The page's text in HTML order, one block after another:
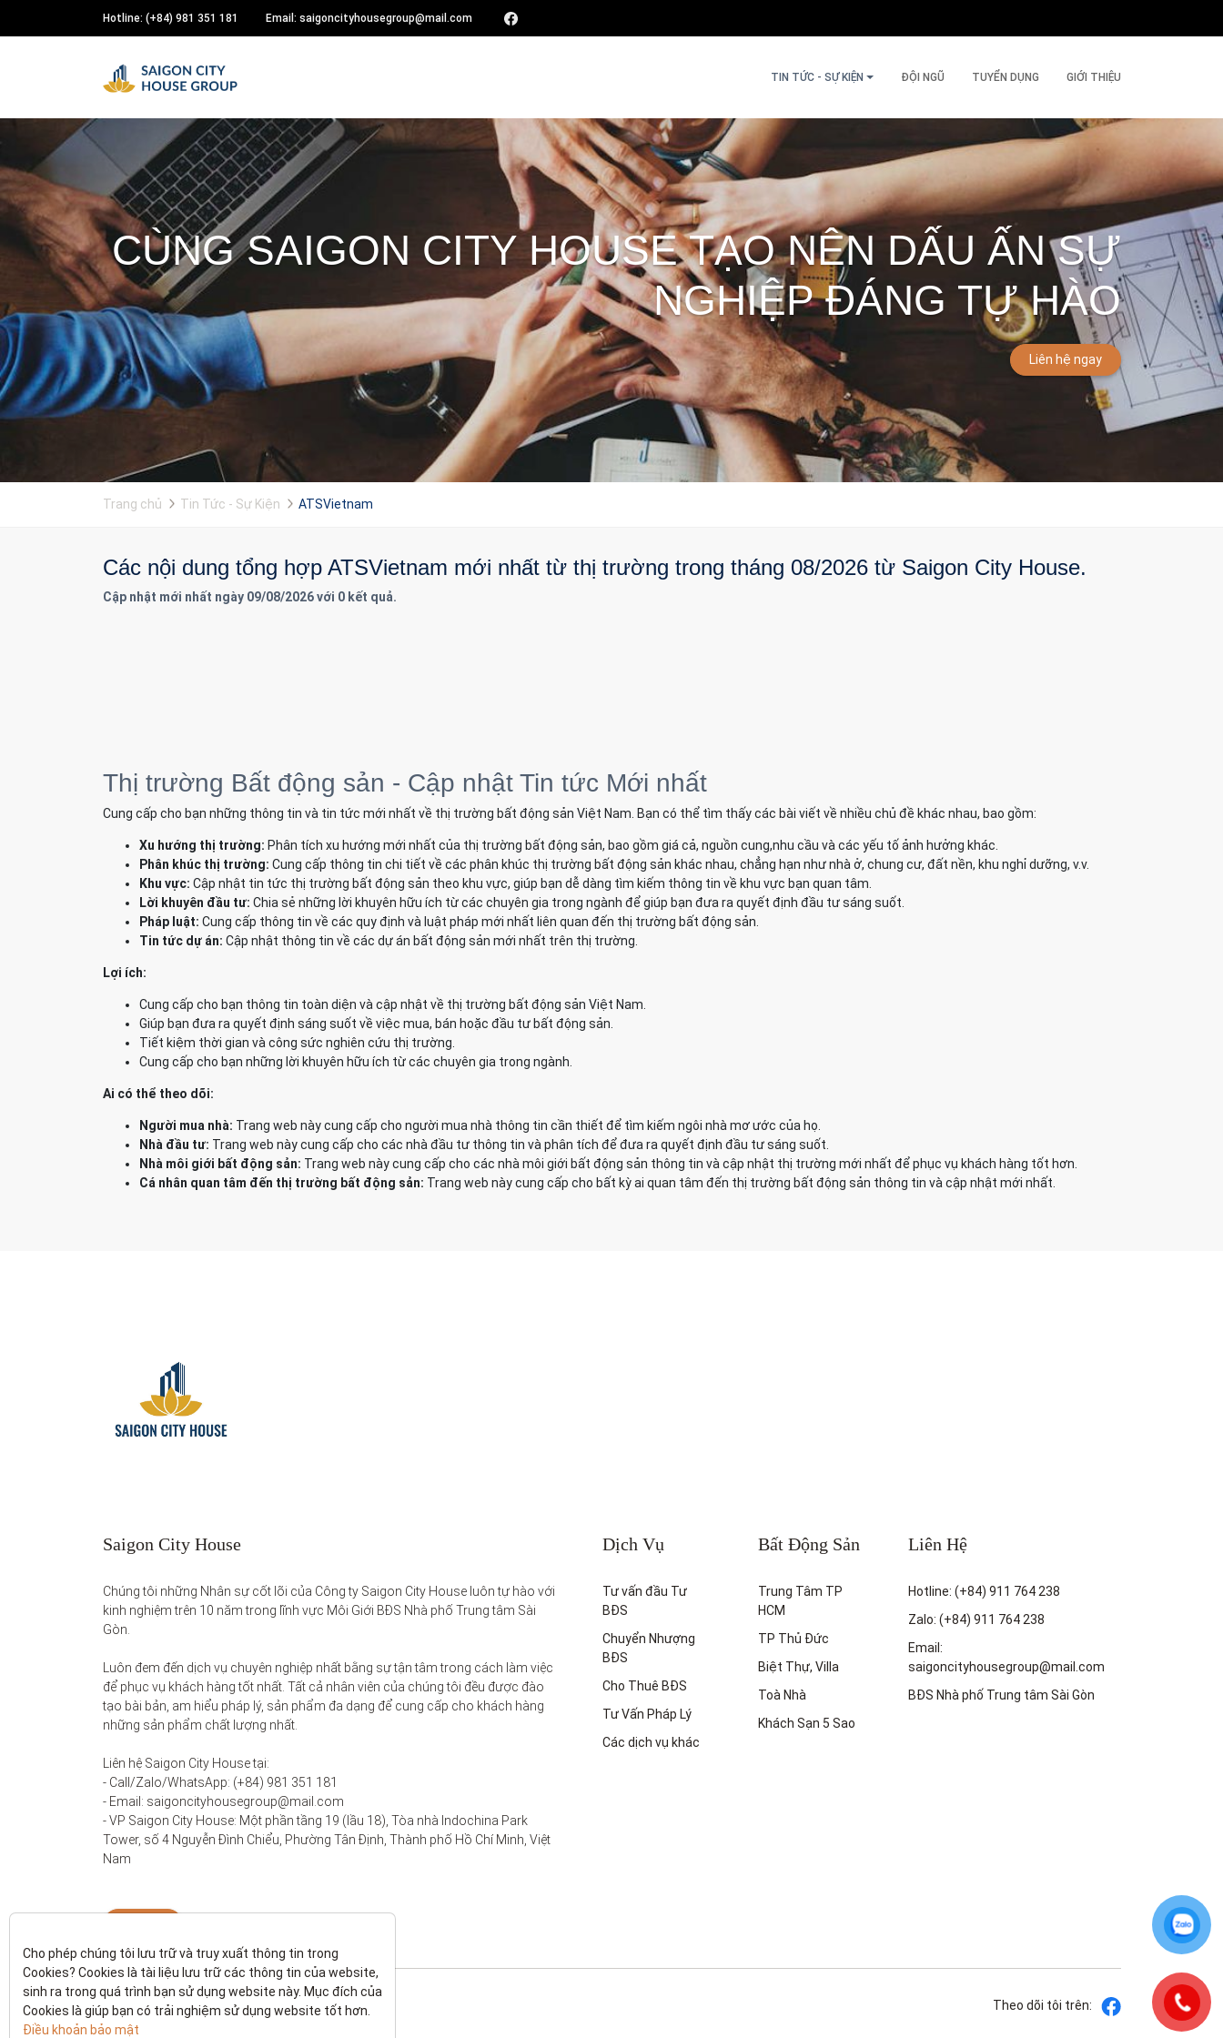
Hotline: (+84) 981 351 181 Email: saigoncityhousegroup@mail.com
TIN TỨC - SỰ KIỆN ĐỘI NGŨ TUYỂN DỤNG GIỚI THIỆU
CÙNG SAIGON CITY HOUSE TẠO NÊN DẤU ẤN SỰ
NGHIỆP ĐÁNG TỰ HÀO
Liên hệ ngay
Trang chủ Tin Tức - Sự Kiện ATSVietnam
Các nội dung tổng hợp ATSVietnam mới nhất từ thị trường trong tháng 08/2026 từ Saigon City House.
Cập nhật mới nhất ngày 09/08/2026 với 0 kết quả.
Thị trường Bất động sản - Cập nhật Tin tức Mới nhất
Cung cấp cho bạn những thông tin và tin tức mới nhất về thị trường bất động sản Việt Nam. Bạn có thể tìm thấy các bài viết về nhiều chủ đề khác nhau, bao gồm:
Xu hướng thị trường: Phân tích xu hướng mới nhất của thị trường bất động sản, bao gồm giá cả, nguồn cung,nhu cầu và các yếu tố ảnh hưởng khác.
Phân khúc thị trường: Cung cấp thông tin chi tiết về các phân khúc thị trường bất động sản khác nhau, chẳng hạn như nhà ở, chung cư, đất nền, khu nghỉ dưỡng, v.v.
Khu vực: Cập nhật tin tức thị trường bất động sản theo khu vực, giúp bạn dễ dàng tìm kiếm thông tin về khu vực bạn quan tâm.
Lời khuyên đầu tư: Chia sẻ những lời khuyên hữu ích từ các chuyên gia trong ngành để giúp bạn đưa ra quyết định đầu tư sáng suốt.
Pháp luật: Cung cấp thông tin về các quy định và luật pháp mới nhất liên quan đến thị trường bất động sản.
Tin tức dự án: Cập nhật thông tin về các dự án bất động sản mới nhất trên thị trường.
Lợi ích:
Cung cấp cho bạn thông tin toàn diện và cập nhật về thị trường bất động sản Việt Nam.
Giúp bạn đưa ra quyết định sáng suốt về việc mua, bán hoặc đầu tư bất động sản.
Tiết kiệm thời gian và công sức nghiên cứu thị trường.
Cung cấp cho bạn những lời khuyên hữu ích từ các chuyên gia trong ngành.
Ai có thể theo dõi:
Người mua nhà: Trang web này cung cấp cho người mua nhà thông tin cần thiết để tìm kiếm ngôi nhà mơ ước của họ.
Nhà đầu tư: Trang web này cung cấp cho các nhà đầu tư thông tin và phân tích để đưa ra quyết định đầu tư sáng suốt.
Nhà môi giới bất động sản: Trang web này cung cấp cho các nhà môi giới bất động sản thông tin và cập nhật thị trường mới nhất để phục vụ khách hàng tốt hơn.
Cá nhân quan tâm đến thị trường bất động sản: Trang web này cung cấp cho bất kỳ ai quan tâm đến thị trường bất động sản thông tin và cập nhật mới nhất.
Saigon City House
Chúng tôi những Nhân sự cốt lõi của Công ty Saigon City House luôn tự hào với
kinh nghiệm trên 10 năm trong lĩnh vực Môi Giới BĐS Nhà phố Trung tâm Sài
Gòn.
Luôn đem đến dịch vụ chuyên nghiệp nhất bằng sự tận tâm trong cách làm việc
để phục vụ khách hàng tốt nhất. Tất cả nhân viên của chúng tôi đều được đào
tạo bài bản, am hiểu pháp lý, sản phẩm đa dạng để cung cấp cho khách hàng
những sản phẩm chất lượng nhất.
Liên hệ Saigon City House tại:
- Call/Zalo/WhatsApp: (+84) 981 351 181
- Email: saigoncityhousegroup@mail.com
- VP Saigon City House: Một phần tầng 19 (lầu 18), Tòa nhà Indochina Park
Tower, số 4 Nguyễn Đình Chiểu, Phường Tân Định, Thành phố Hồ Chí Minh, Việt
Nam
Dịch Vụ
Tư vấn đầu Tư
BĐS
Chuyển Nhượng
BĐS
Cho Thuê BĐS
Tư Vấn Pháp Lý
Các dịch vụ khác
Bất Động Sản
Trung Tâm TP
HCM
TP Thủ Đức
Biệt Thự, Villa
Toà Nhà
Khách Sạn 5 Sao
Liên Hệ
Hotline: (+84) 911 764 238
Zalo: (+84) 911 764 238
Email:
saigoncityhousegroup@mail.com
BĐS Nhà phố Trung tâm Sài Gòn
Theo dõi tôi trên:
Cho phép chúng tôi lưu trữ và truy xuất thông tin trong
Cookies? Cookies là tài liệu lưu trữ các thông tin của website,
sinh ra trong quá trình bạn sử dụng website này. Mục đích của
Điều khoản bảo mật